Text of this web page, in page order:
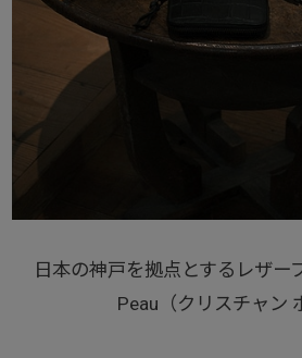
日本の神戸を拠点とするレザー
Peau（クリスチャン